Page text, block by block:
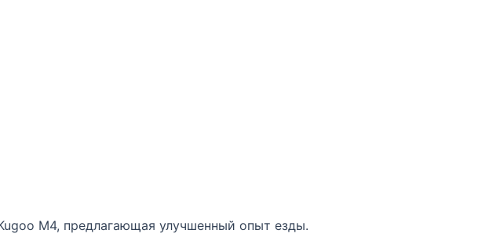
M4, предлагающая улучшенный опыт езды.